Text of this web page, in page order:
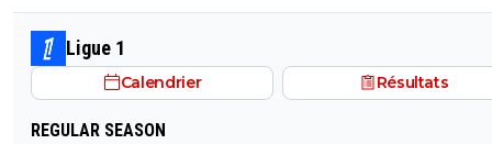
Ligue 1
Calendrier Résultats
REGULAR SEASON